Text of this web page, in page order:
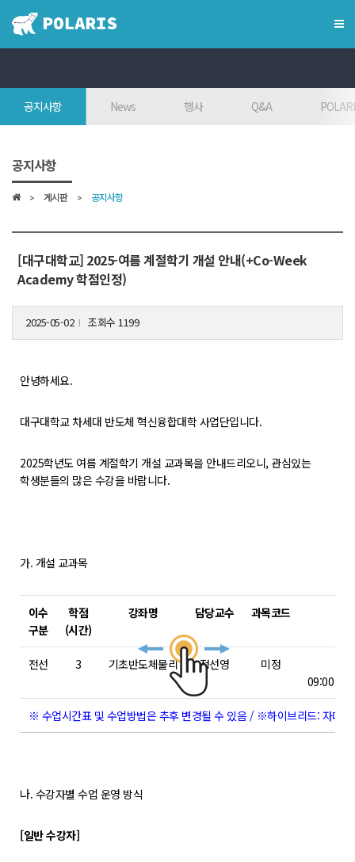
인재상
참여대학/조직도
오시는 길
학위학사 안내
학사일정
성과확산센터
경진대회
POLARIS LOS
경진대회
공지사항 News 행사 Q&A
공지사항
게시판 공지사항
[대구대학교] 2025-여름 계절학기 개설 안내(+Co-Week
Academy 학점인정)
2025-05-02 조회수 1199
안녕하세요.
대구대학교 차세대 반도체 혁신융합대학 사업단입니다.
2025학년도 여름 계절학기 개설 교과목을 안내드리오니, 관심있는
학생분들의 많은 수강을 바랍니다.
가. 개설 교과목
이수
구분
학점
(시간)
강좌명 담당교수 과목코드
전선 3 기초반도체물리 정선영 미정
09:00 –
※ 수업시간표 및 수업방법은 추후 변경될 수 있음 / ※하이브리드: 자대
나. 수강자별 수업 운영 방식
[일반 수강자]